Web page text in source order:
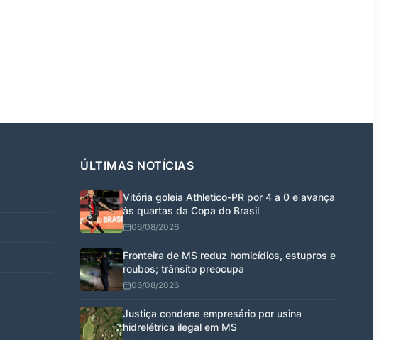
ÚLTIMAS NOTÍCIAS
Vitória goleia Athletico-PR por 4 a 0 e avança
às quartas da Copa do Brasil
06/08/2026
Fronteira de MS reduz homicídios, estupros e
roubos; trânsito preocupa
06/08/2026
Justiça condena empresário por usina
hidrelétrica ilegal em MS